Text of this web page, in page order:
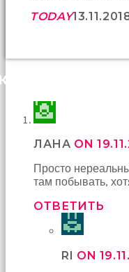
TODAY
(27)
ЛАНА ON
Просто
там побывать,
ОТВЕТИТЬ
RI ON